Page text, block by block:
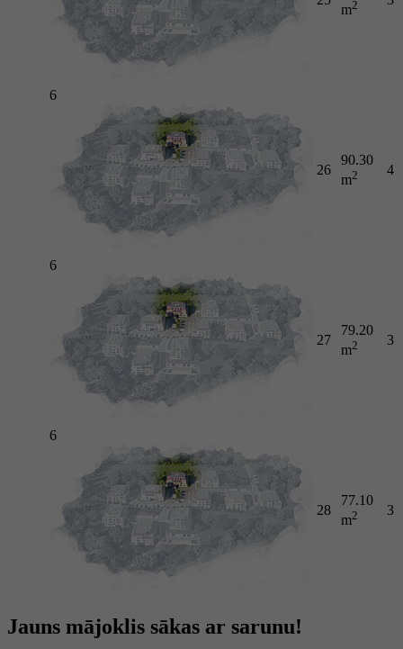
m2
6
26
90.30
m2 4
6
27
79.20
m2 3
6
28
77.10
m2 3
Jauns mājoklis sākas ar sarunu!